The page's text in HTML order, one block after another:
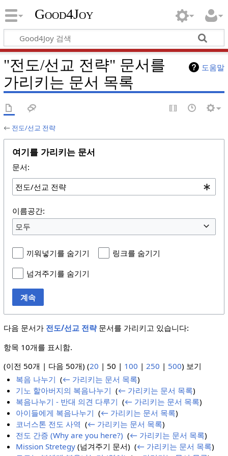
Good4Joy
도움말
"전도/선교 전략" 문서를
가리키는 문서 목록
← 전도/선교 전략
여기를 가리키는 문서
문서:
이름공간:
모두
끼워넣기를 숨기기
링크를 숨기기
넘겨주기를 숨기기
계속
다음 문서가 전도/선교 전략문서를 가리키고 있습니다:
항목 10개를 표시함.
(이전 50개 | 다음 50개) (20 | 50 | 100 | 250 | 500) 보기
복음 나누기 ‎(← 가리키는 문서 목록)
기노 할아버지의 복음나누기 ‎(← 가리키는 문서 목록)
복음나누기 - 반대 의견 다루기 ‎(← 가리키는 문서 목록)
아이들에게 복음나누기 ‎(← 가리키는 문서 목록)
코너스톤 전도 사역 ‎(← 가리키는 문서 목록)
전도 간증 (Why are you here?) ‎(← 가리키는 문서 목록)
Mission Stretegy (넘겨주기 문서) ‎(← 가리키는 문서 목록)